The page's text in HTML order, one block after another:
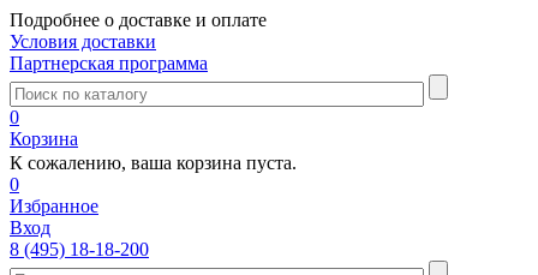
Подробнее о доставке и оплате
Условия доставки
Партнерская программа
0
Корзина
К сожалению, ваша корзина пуста.
0
Избранное
Вход
8 (495) 18-18-200